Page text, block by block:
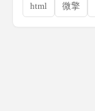
html 微擎